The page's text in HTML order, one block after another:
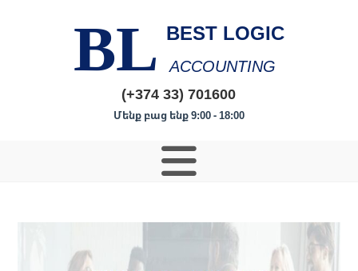
BL BEST LOGIC
ACCOUNTING
(+374 33) 701600
Մենք բաց ենք 9:00 - 18:00